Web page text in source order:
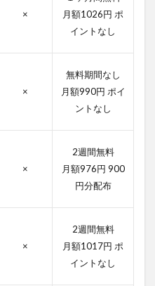
×
月額1026円 ポ
イントなし
×
無料期間なし
月額990円 ポイ
ントなし
×
2週間無料
月額976円 900
円分配布
×
2週間無料
月額1017円 ポ
イントなし